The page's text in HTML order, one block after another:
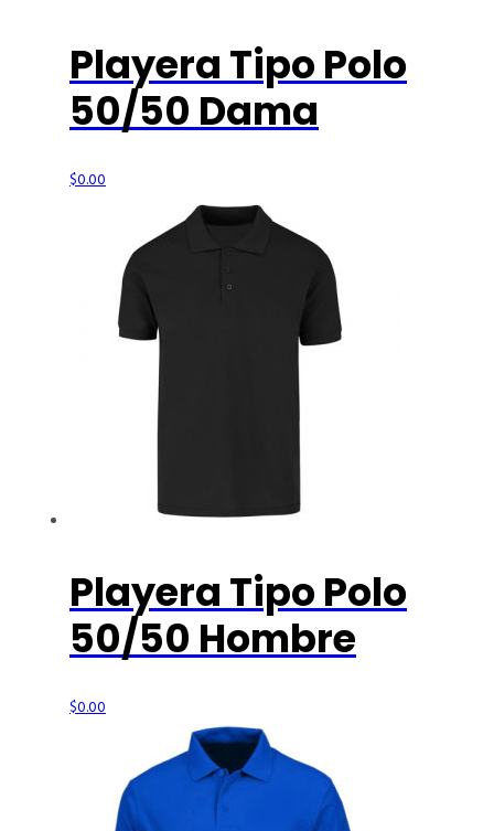
Playera Tipo Polo
50/50 Dama
$0.00
Playera Tipo Polo
50/50 Hombre
$0.00